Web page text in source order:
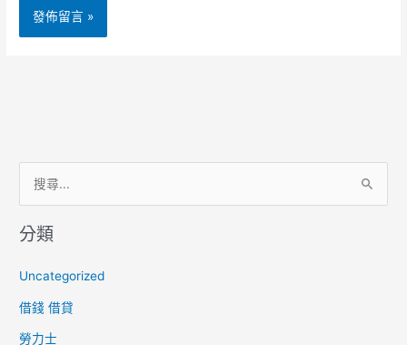
關
鍵
字
:
分類
Uncategorized
借錢 借貸
勞力士